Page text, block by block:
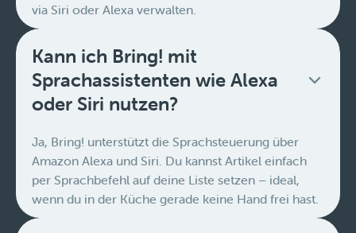
via Siri oder Alexa verwalten.
Kann ich Bring! mit
Sprachassistenten wie Alexa
oder Siri nutzen?
Ja, Bring! unterstützt die Sprachsteuerung über
Amazon Alexa und Siri. Du kannst Artikel einfach
per Sprachbefehl auf deine Liste setzen – ideal,
wenn du in der Küche gerade keine Hand frei hast.